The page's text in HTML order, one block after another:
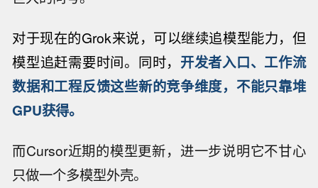
对于现在的Grok来说，可以继续追模型能力，但
模型追赶需要时间。同时， 开发者入口、工作流
数据和工程反馈这些新的竞争维度，不能只靠堆
GPU获得。
而Cursor近期的模型更新，进一步说明它不甘心
只做一个多模型外壳。